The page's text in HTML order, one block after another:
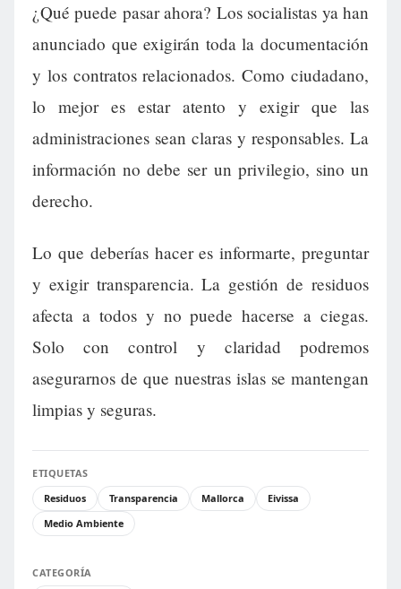
¿Qué puede pasar ahora? Los socialistas ya han
anunciado que exigirán toda la documentación
y los contratos relacionados. Como ciudadano,
lo mejor es estar atento y exigir que las
administraciones sean claras y responsables. La
información no debe ser un privilegio, sino un
derecho.
Lo que deberías hacer es informarte, preguntar
y exigir transparencia. La gestión de residuos
afecta a todos y no puede hacerse a ciegas.
Solo con control y claridad podremos
asegurarnos de que nuestras islas se mantengan
limpias y seguras.
ETIQUETAS
Residuos
Transparencia Mallorca
Eivissa
Medio Ambiente
CATEGORÍA